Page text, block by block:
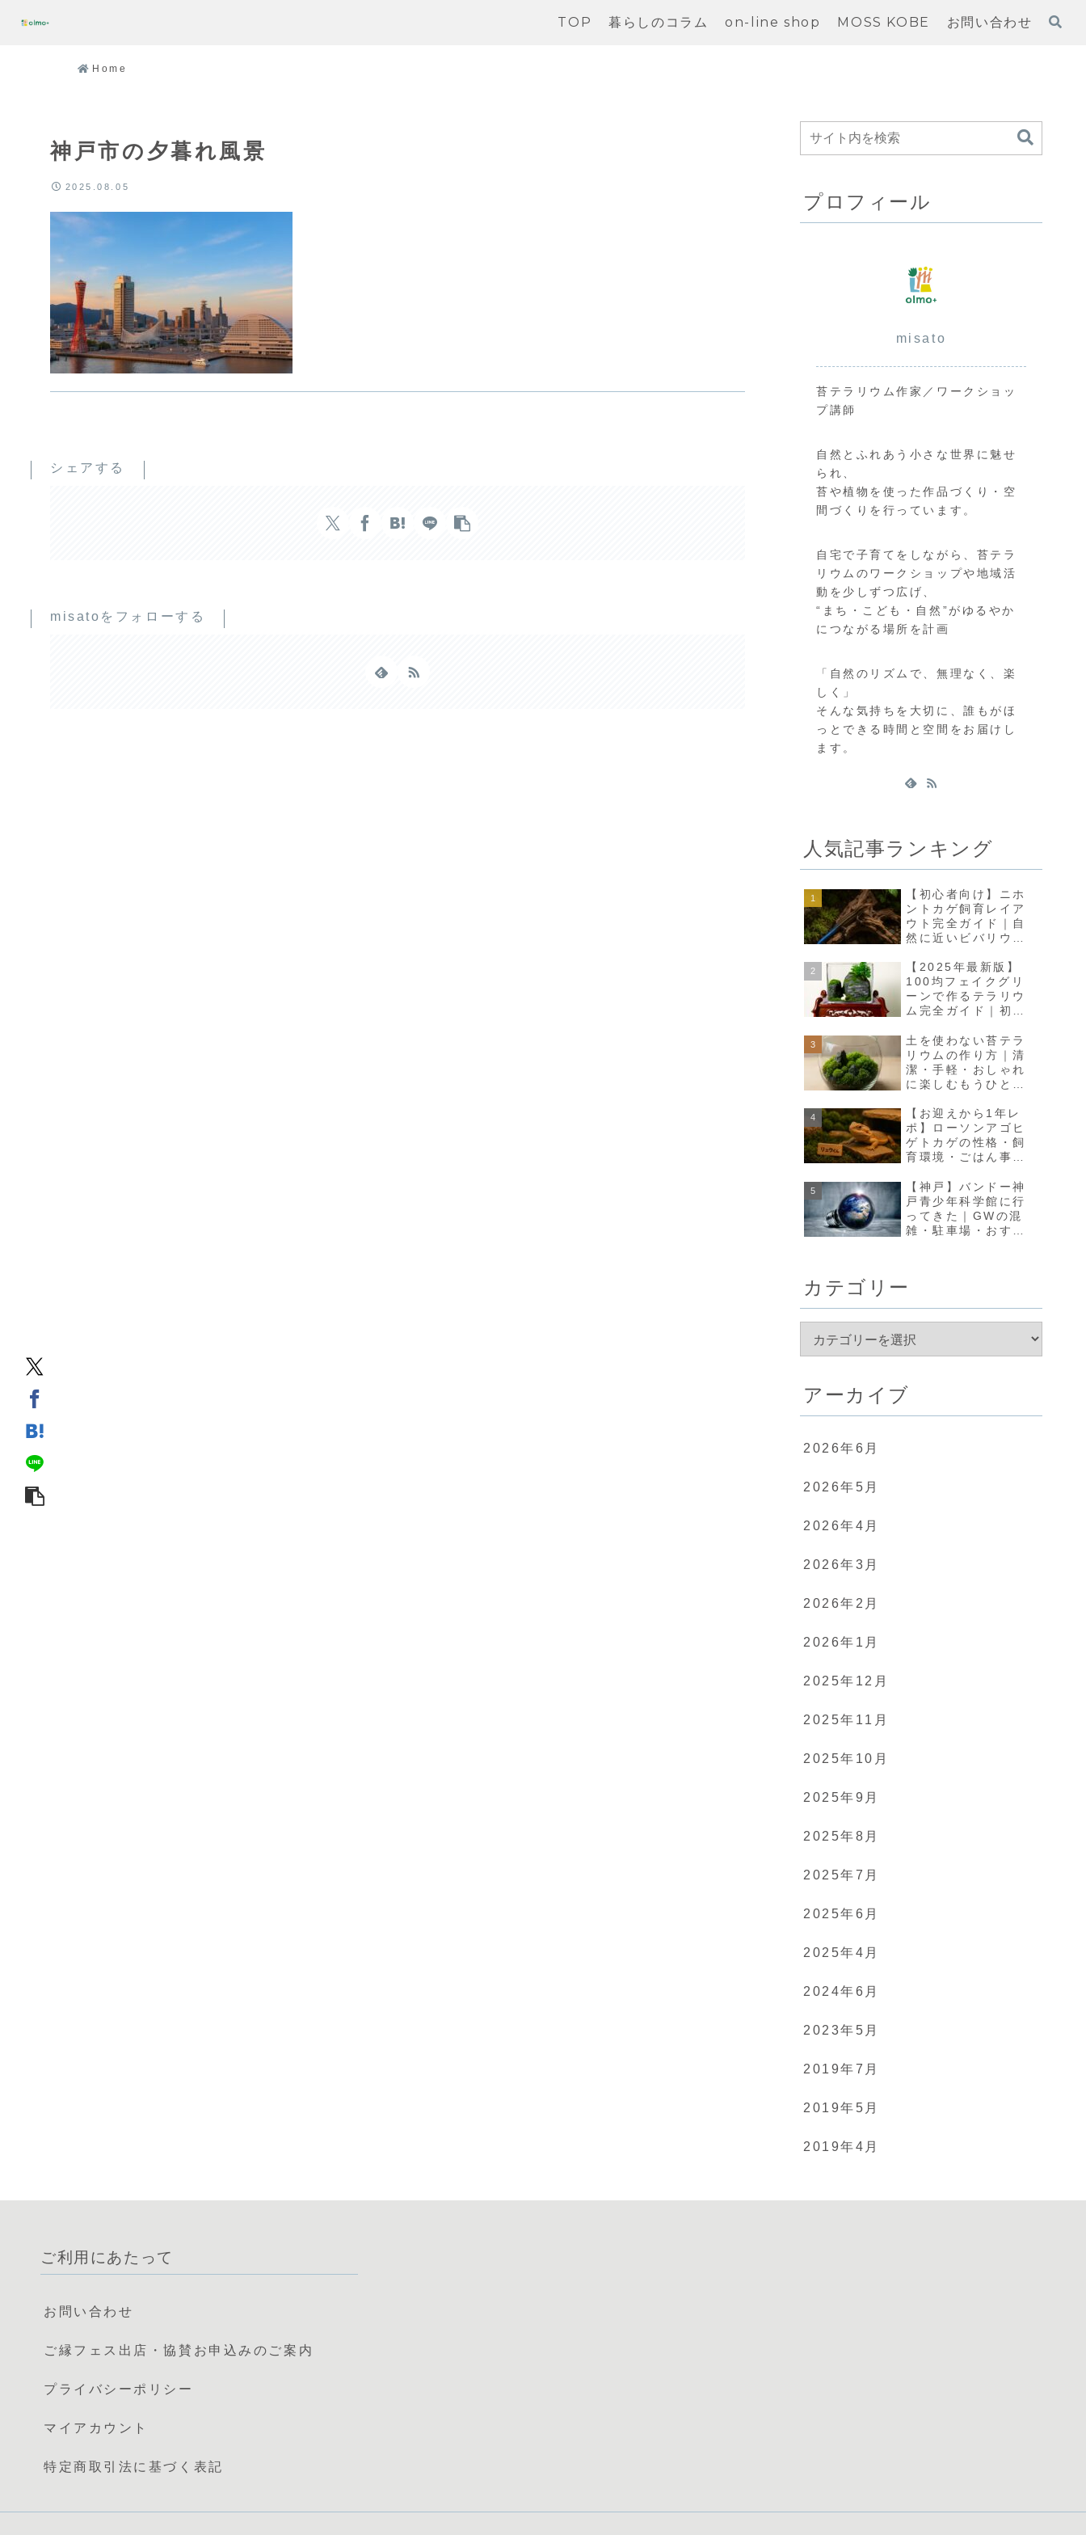
TOP 暮らしのコラム on-line shop MOSS KOBE お問い合わせ
Home
神戸市の夕暮れ風景
2025.08.05
シェアする
misatoをフォローする
プロフィール
misato
苔テラリウム作家／ワークショッ
プ講師
自然とふれあう小さな世界に魅せ
られ、
苔や植物を使った作品づくり・空
間づくりを行っています。
自宅で子育てをしながら、苔テラ
リウムのワークショップや地域活
動を少しずつ広げ、
“まち・こども・自然”がゆるやか
につながる場所を計画
「自然のリズムで、無理なく、楽
しく」
そんな気持ちを大切に、誰もがほ
っとできる時間と空間をお届けし
ます。
人気記事ランキング
【初心者向け】ニホ
ントカゲ飼育レイア
ウト完全ガイド｜自
然に近いビバリウム
ろう
【2025年最新版】
100均フェイクグリ
ーンで作るテラリウ
ム完全ガイド｜初心
リアに
土を使わない苔テラ
リウムの作り方｜清
潔・手軽・おしゃれ
に楽しむもうひとつ
【お迎えから1年レ
ポ】ローソンアゴヒ
ゲトカゲの性格・飼
育環境・ごはん事情
め【神戸】バンドー神
戸青少年科学館に行
ってきた｜GWの混
雑・駐車場・おすす
カテゴリー
アーカイブ
2026年6月
2026年5月
2026年4月
2026年3月
2026年2月
2026年1月
2025年12月
2025年11月
2025年10月
2025年9月
2025年8月
2025年7月
2025年6月
2025年4月
2024年6月
2023年5月
2019年7月
2019年5月
2019年4月
ご利用にあたって
お問い合わせ
ご縁フェス出店・協賛お申込みのご案内
プライバシーポリシー
マイアカウント
特定商取引法に基づく表記